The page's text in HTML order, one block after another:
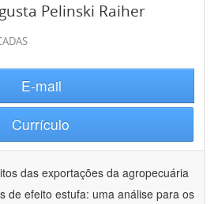
Pelinski Raiher
E-mail
Currículo
das exportações da agropecuária
de efeito estufa: uma análise para os